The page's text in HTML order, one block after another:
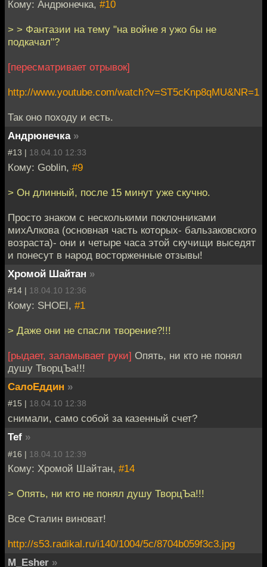
Кому: Андрюнечка, #10
> > Фантазии на тему "на войне я ужо бы не
подкачал"?
[пересматривает отрывок]
http://www.youtube.com/watch?v=ST5cKnp8qMU&NR=1
Так оно походу и есть.
Андрюнечка »
#13 | 18.04.10 12:33
Кому: Goblin, #9
> Он длинный, после 15 минут уже скучно.
Просто знаком с несколькими поклонниками
михАлкова (основная часть которых- бальзаковского
возраста)- они и четыре часа этой скучищи выседят
и понесут в народ восторженные отзывы!
Хромой Шайтан »
#14 | 18.04.10 12:36
Кому: SHOEI, #1
> Даже они не спасли творение?!!!
[рыдает, заламывает руки] Опять, ни кто не понял
душу ТворцЪа!!!
СалоЕддин »
#15 | 18.04.10 12:38
снимали, само собой за казенный счет?
Tef »
#16 | 18.04.10 12:39
Кому: Хромой Шайтан, #14
> Опять, ни кто не понял душу ТворцЪа!!!
Все Сталин виноват!
http://s53.radikal.ru/i140/1004/5c/8704b059f3c3.jpg
M_Esher »